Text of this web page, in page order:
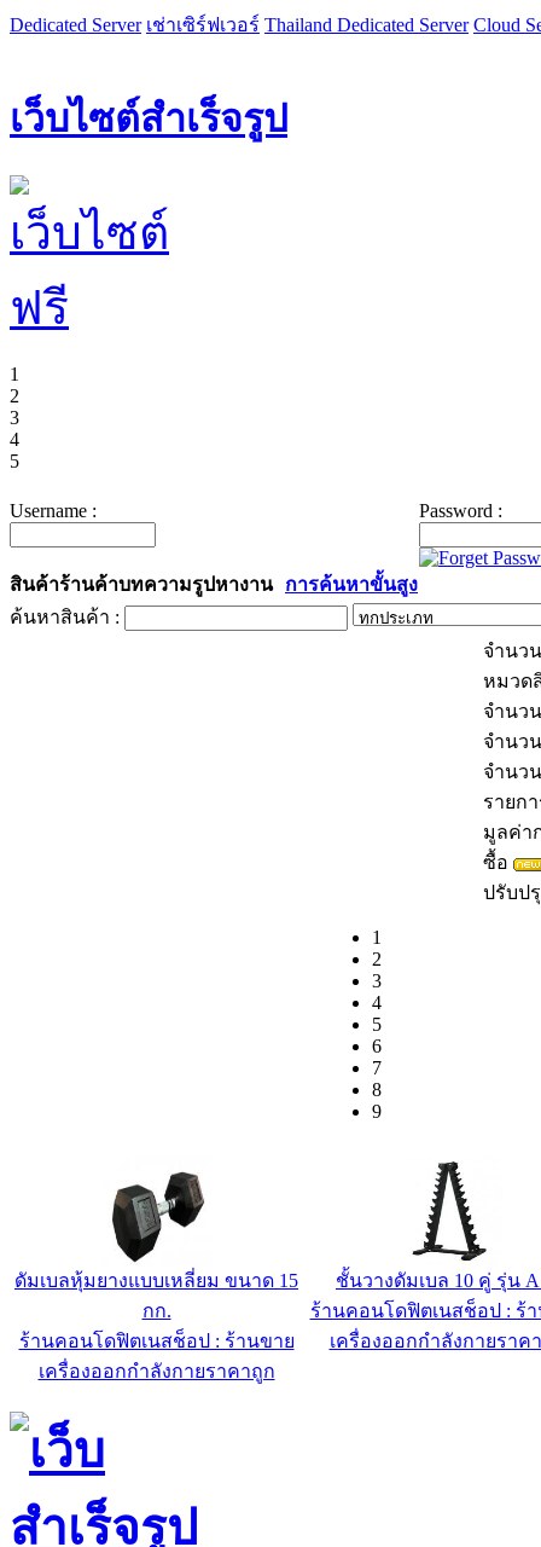
Dedicated Server เช่าเซิร์ฟเวอร์ Thailand Dedicated Server Cloud
เว็บไซต์สำเร็จรูป
1
2
3
4
5
Username : Password :
สินค้าร้านค้าบทความรูปหางาน
การค้นหาขั้นสูง
ค้นหาสินค้า :
จำนว
หมวด
จำนว
จำนว
จำนวน
รายก
มูลค่า
ซื้อ
ปรับป
1
2
3
4
5
6
7
8
9
ดัมเบลหุ้มยางแบบเหลี่ยม ขนาด 15
กก.
ร้านคอนโดฟิตเนสช็อป : ร้านขาย
เครื่องออกกำลังกายราคาถูก
ชั้นวางดัมเบล 10 คู่ รุ่น
ร้านคอนโดฟิตเนสช็อป : ร้
เครื่องออกกำลังกายราค